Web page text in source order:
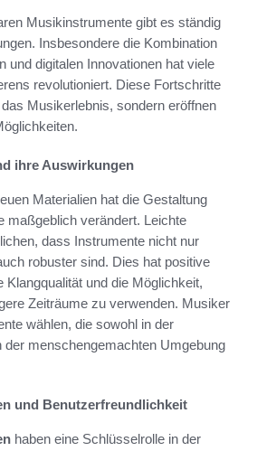
Musikinstrumente gibt es ständig
Insbesondere die Kombination
und digitalen Innovationen hat viele
revolutioniert. Diese Fortschritte
Musikerlebnis, sondern eröffnen
ihre Auswirkungen
Materialien hat die Gestaltung
maßgeblich verändert. Leichte
dass Instrumente nicht nur
robuster sind. Dies hat positive
Klangqualität und die Möglichkeit,
Zeiträume zu verwenden. Musiker
wählen, die sowohl in der
der menschengemachten Umgebung
und Benutzerfreundlichkeit
haben eine Schlüsselrolle in der